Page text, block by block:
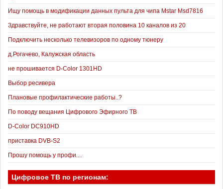
Ищу помощь в модификации данных пульта для чипа Mstar Msd7816
Здравствуйте, не работают вторая половина 10 каналов из 20
Подключить несколько телевизоров по одному тюнеру
д.Рогачево, Калужская область
не прошивается D-Color 1301HD
Выбор ресивера
Плановые профилактические работы..?
По поводу вещания Цифрового Эфирного ТВ
D-Color DC910HD
приставка DVB-S2
Прошу помощь у профи....
Цифровое ТВ по регионам: